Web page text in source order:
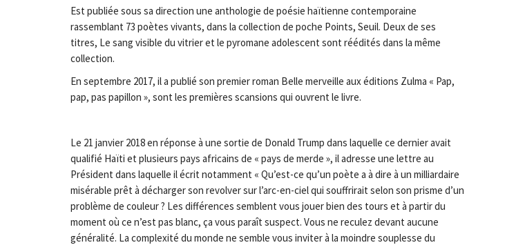
Est publiée sous sa direction une anthologie de poésie haïtienne contemporaine
rassemblant 73 poètes vivants, dans la collection de poche Points, Seuil. Deux de ses
titres, Le sang visible du vitrier et le pyromane adolescent sont réédités dans la même
collection.
En septembre 2017, il a publié son premier roman Belle merveille aux éditions Zulma « Pap,
pap, pas papillon », sont les premières scansions qui ouvrent le livre.
Le 21 janvier 2018 en réponse à une sortie de Donald Trump dans laquelle ce dernier avait
qualifié Haïti et plusieurs pays africains de « pays de merde », il adresse une lettre au
Président dans laquelle il écrit notamment « Qu’est-ce qu’un poète a à dire à un milliardaire
misérable prêt à décharger son revolver sur l’arc-en-ciel qui souffrirait selon son prisme d’un
problème de couleur ? Les différences semblent vous jouer bien des tours et à partir du
moment où ce n’est pas blanc, ça vous paraît suspect. Vous ne reculez devant aucune
généralité. La complexité du monde ne semble vous inviter à la moindre souplesse du